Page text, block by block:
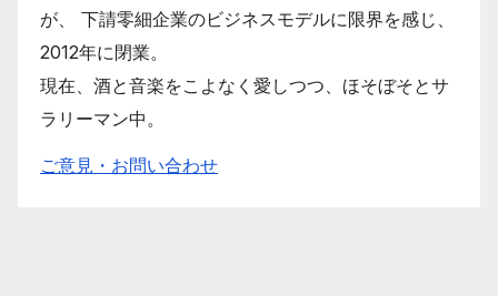
が、 下請零細企業のビジネスモデルに限界を感じ、
2012年に閉業。
現在、酒と音楽をこよなく愛しつつ、ほそぼそとサ
ラリーマン中。
ご意見・お問い合わせ